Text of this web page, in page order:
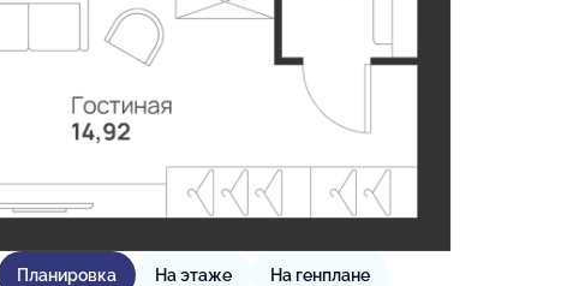
Планировка На этаже На генплане